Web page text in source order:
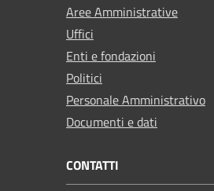
Aree Amministrative
Uffici
Enti e fondazioni
Politici
Personale Amministrativo
Documenti e dati
CONTATTI